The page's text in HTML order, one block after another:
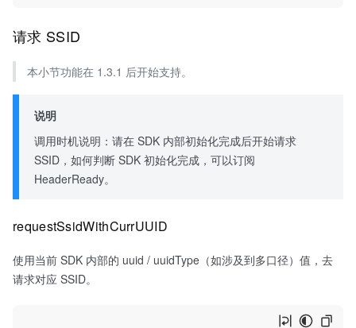
请求 SSID
本小节功能在 1.3.1 后开始支持。
说明
调用时机说明：请在 SDK 内部初始化完成后开始请求
SSID，如何判断 SDK 初始化完成，可以订阅
HeaderReady。
requestSsidWithCurrUUID
使用当前 SDK 内部的 uuid / uuidType（如涉及到多口径）值，去
请求对应 SSID。